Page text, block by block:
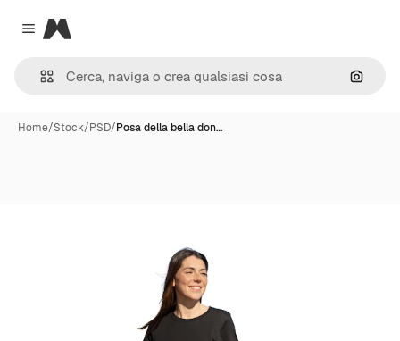
Close menu
Magnific
Cerca
Home/Stock/PSD/Posa della bella don…